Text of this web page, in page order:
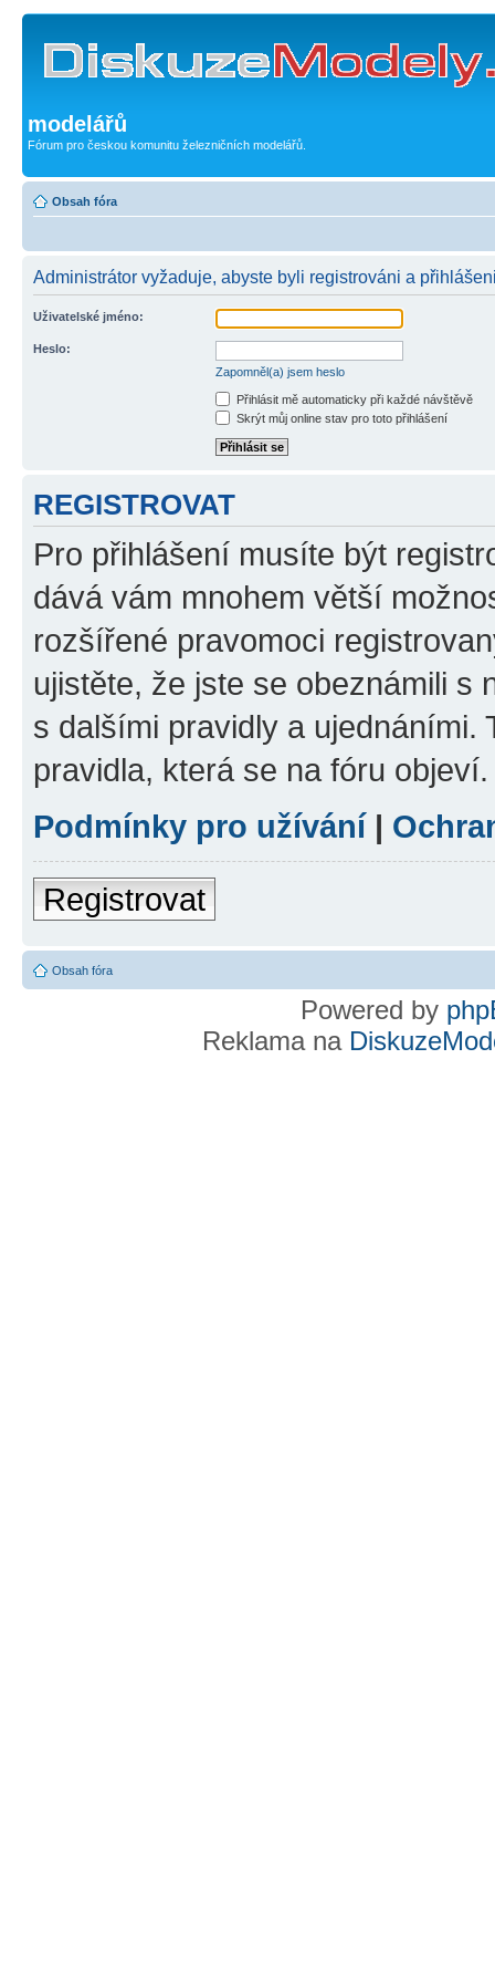
modelářů
Fórum pro českou komunitu železničních modelářů.
Obsah fóra
Administrátor vyžaduje, abyste byli registrováni a
Uživatelské jméno:
Heslo:
Zapomněl(a) jsem heslo
Přihlásit mě automaticky při každé návštěvě
Skrýt můj online stav pro toto přihlášení
REGISTROVAT
Pro přihlášení musíte být
dává vám mnohem větší
rozšířené pravomoci
ujistěte, že jste se obeznámili s
s dalšími pravidly a ujednáními.
pravidla, která se na fóru objeví.
Podmínky pro užívání |
Registrovat
Obsah fóra
Powered by
Reklama na